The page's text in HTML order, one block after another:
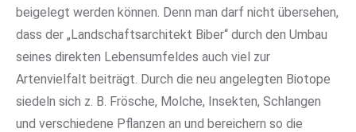
beigelegt werden können. Denn man darf nicht übersehen,
dass der „Landschaftsarchitekt Biber“ durch den Umbau
seines direkten Lebensumfeldes auch viel zur
Artenvielfalt beiträgt. Durch die neu angelegten Biotope
siedeln sich z. B. Frösche, Molche, Insekten, Schlangen
und verschiedene Pflanzen an und bereichern so die